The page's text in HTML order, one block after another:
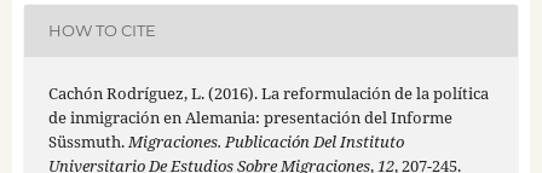
HOW TO CITE
Cachón Rodríguez, L. (2016). La reformulación de la política
de inmigración en Alemania: presentación del Informe
Süssmuth.Migraciones. Publicación Del Instituto
Universitario De Estudios Sobre Migraciones,12, 207-245.